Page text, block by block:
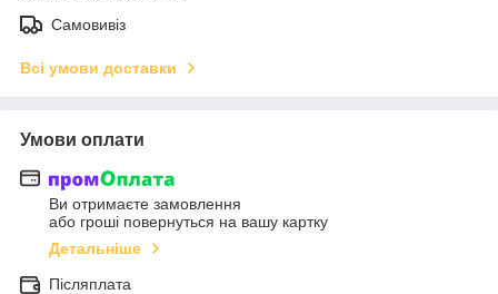
Самовивіз
Всі умови доставки
Умови оплати
Ви отримаєте замовлення
або гроші повернуться на вашу картку
Детальніше
Післяплата